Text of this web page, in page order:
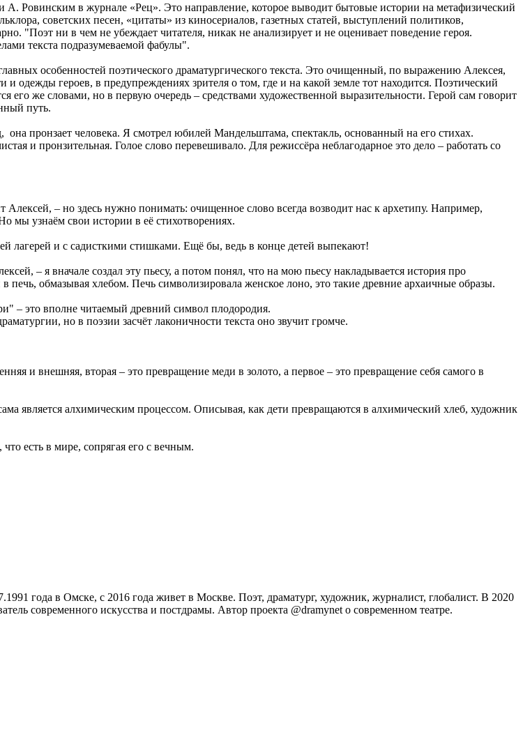
Ровинским в журнале «Рец». Это направление, которое выводит бытовые истории на метафизический
советских песен, «цитаты» из киносериалов, газетных статей, выступлений политиков,
"Поэт ни в чем не убеждает читателя, никак не анализирует и не оценивает поведение героя.
текста подразумеваемой фабулы".
особенностей поэтического драматургического текста. Это очищенный, по выражению Алексея,
одежды героев, в предупреждениях зрителя о том, где и на какой земле тот находится. Поэтический
его же словами, но в первую очередь – средствами художественной выразительности. Герой сам говорит
путь.
пронзает человека. Я смотрел юбилей Мандельштама, спектакль, основанный на его стихах.
и пронзительная. Голое слово перевешивало. Для режиссёра неблагодарное это дело – работать со
– но здесь нужно понимать: очищенное слово всегда возводит нас к архетипу. Например,
мы узнаём свои истории в её стихотворениях.
лагерей и с садисткими стишками. Ещё бы, ведь в конце детей выпекают!
– я вначале создал эту пьесу, а потом понял, что на мою пьесу накладывается история про
обмазывая хлебом. Печь символизировала женское лоно, это такие древние архаичные образы.
– это вполне читаемый древний символ плодородия.
но в поэзии засчёт лаконичности текста оно звучит громче.
и внешняя, вторая – это превращение меди в золото, а первое – это превращение себя самого в
является алхимическим процессом. Описывая, как дети превращаются в алхимический хлеб, художник
есть в мире, сопрягая его с вечным.
года в Омске, с 2016 года живет в Москве. Поэт, драматург, художник, журналист, глобалист. В 2020
современного искусства и постдрамы. Автор проекта @dramynet о современном театре.